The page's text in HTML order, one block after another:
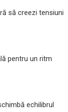
să creezi tensiuni
pentru un ritm
echilibrul